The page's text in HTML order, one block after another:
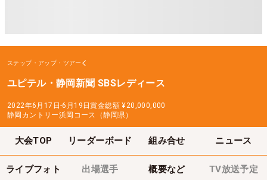
ステップ・アップ・ツアー
ユピテル・静岡新聞 SBSレディース
2022年6月17日-6月19日賞金総額 ¥20,000,000
静岡カントリー浜岡コース（静岡県）
大会TOP リーダーボード 組み合せ ニュース
ライブフォト 出場選手 概要など TV放送予定